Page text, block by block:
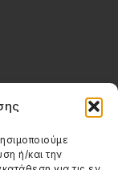
ή/και την